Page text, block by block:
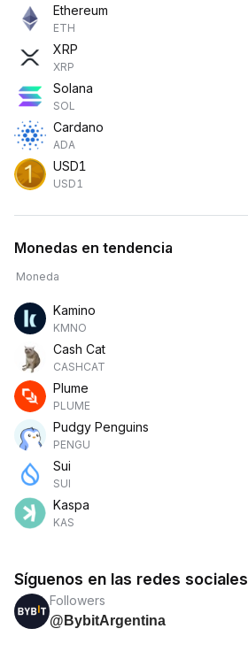
Ethereum
ETH
XRP
XRP
Solana
SOL
Cardano
ADA
USD1
USD1
Monedas en tendencia
Moneda
Kamino
KMNO
Cash Cat
CASHCAT
Plume
PLUME
Pudgy Penguins
PENGU
Sui
SUI
Kaspa
KAS
Síguenos en las redes sociales
Followers
@BybitArgentina